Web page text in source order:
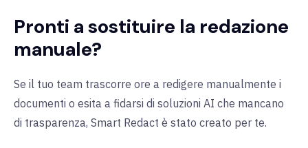
Pronti a sostituire la redazione
manuale?
Se il tuo team trascorre ore a redigere manualmente i
documenti o esita a fidarsi di soluzioni AI che mancano
di trasparenza, Smart Redact è stato creato per te.